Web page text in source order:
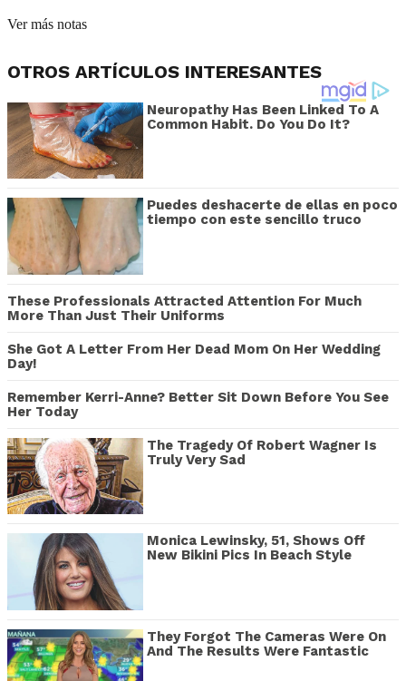
Ver más notas
OTROS ARTÍCULOS INTERESANTES
Neuropathy Has Been Linked To A
Common Habit. Do You Do It?
Puedes deshacerte de ellas en poco
tiempo con este sencillo truco
These Professionals Attracted Attention For Much
More Than Just Their Uniforms
She Got A Letter From Her Dead Mom On Her Wedding
Day!
Remember Kerri-Anne? Better Sit Down Before You See
Her Today
The Tragedy Of Robert Wagner Is
Truly Very Sad
Monica Lewinsky, 51, Shows Off
New Bikini Pics In Beach Style
They Forgot The Cameras Were On
And The Results Were Fantastic